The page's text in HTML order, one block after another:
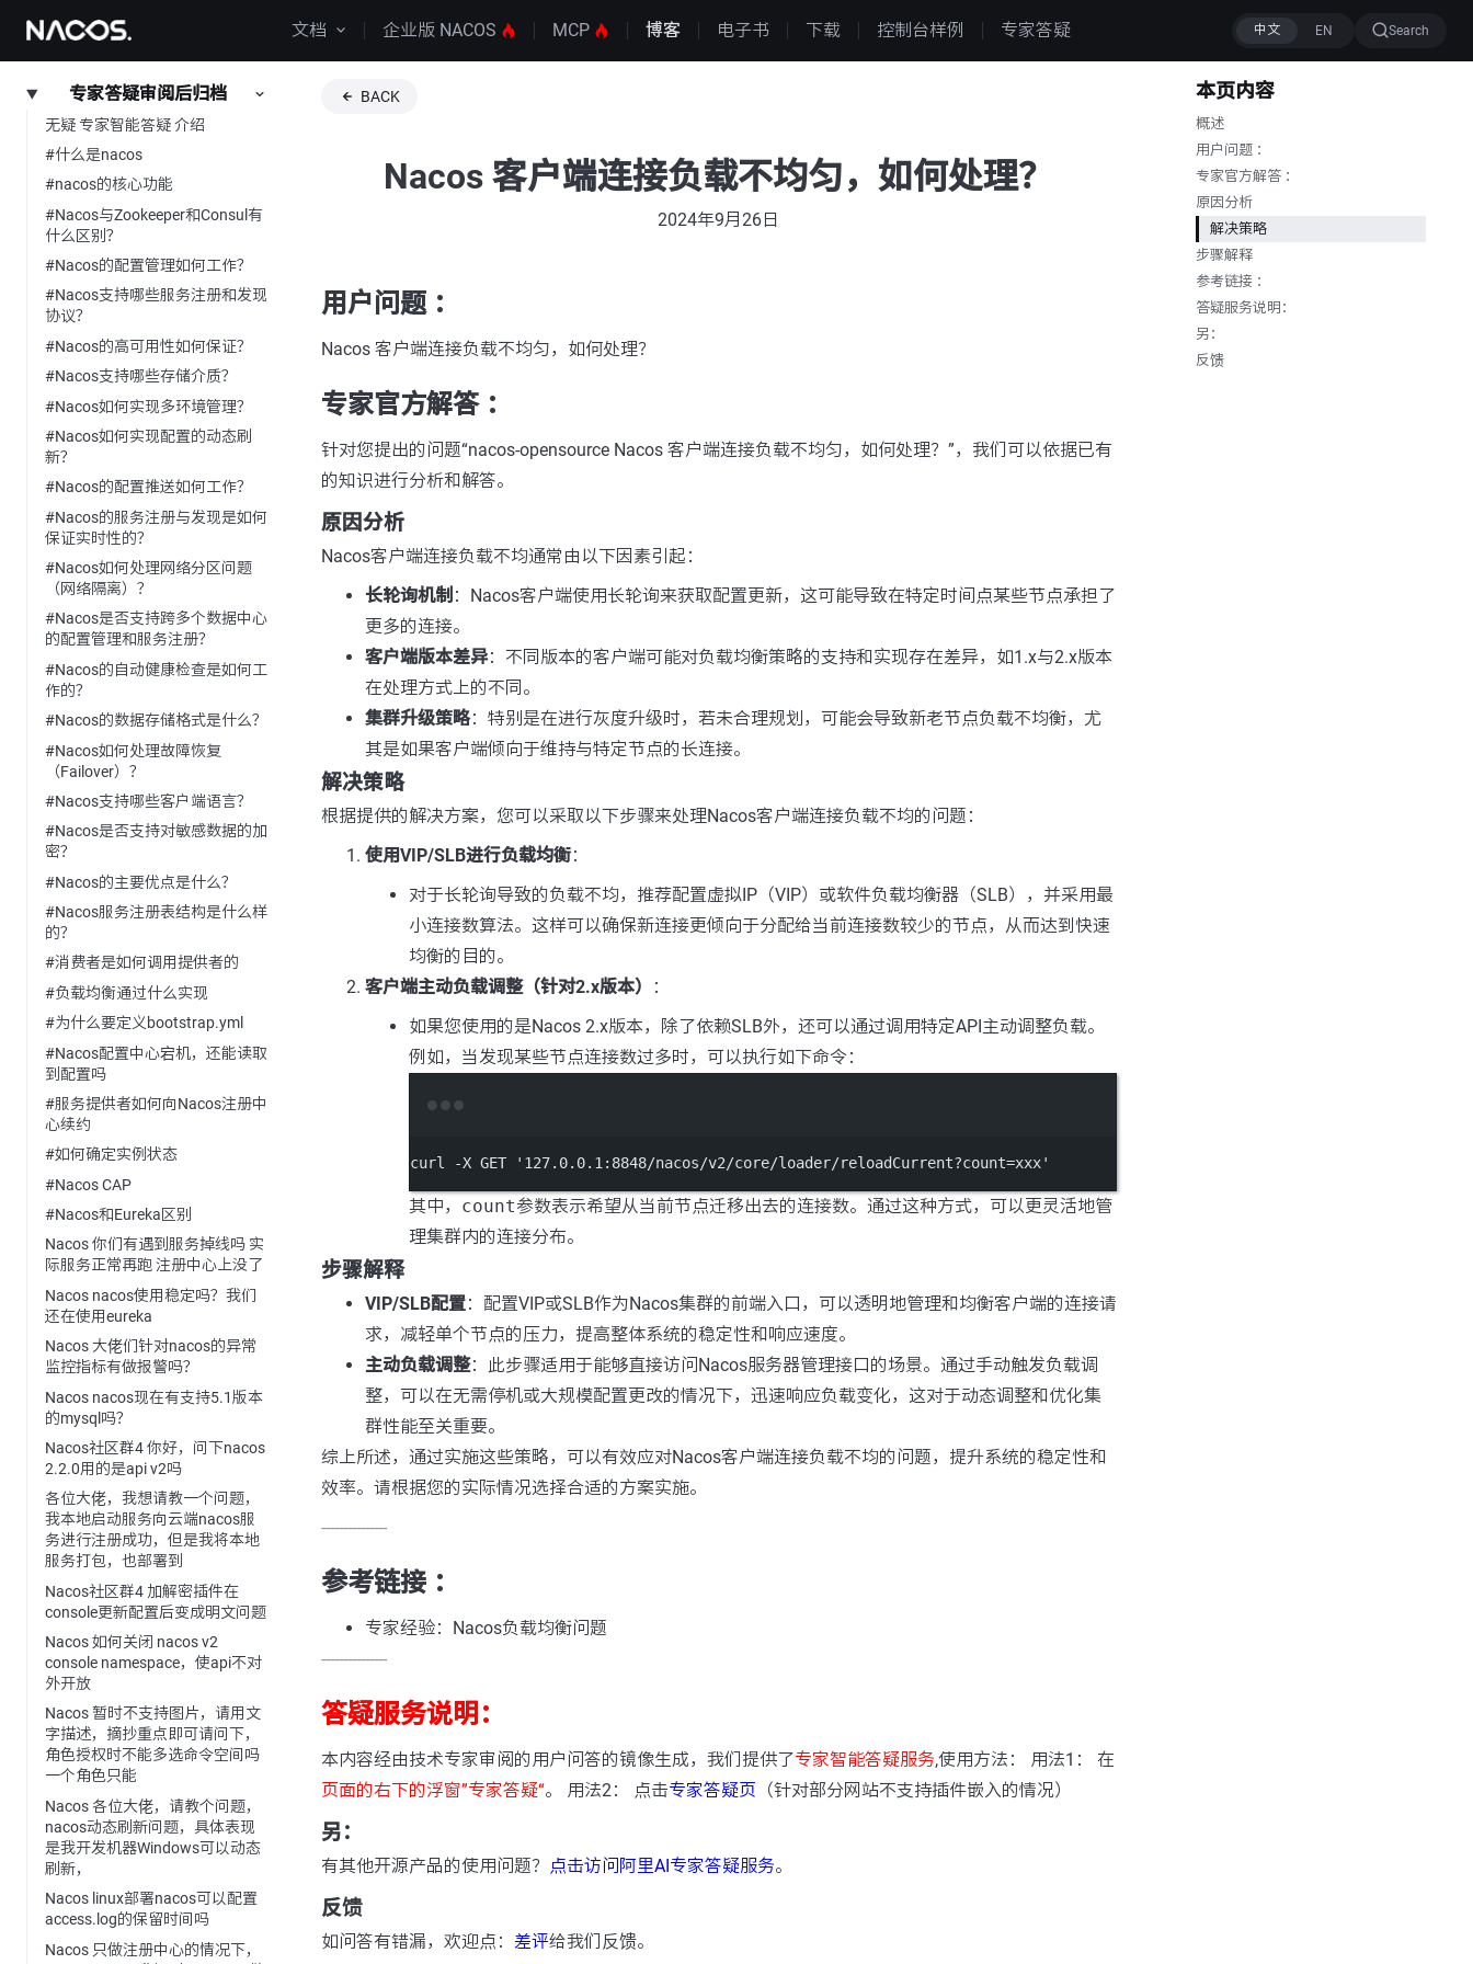
文档 企业版 NACOS MCP 博客 电子书 下载 控制台样例 专家答疑 Search
专家答疑审阅后归档
无疑 专家智能答疑 介绍
#什么是nacos
#nacos的核心功能
#Nacos与Zookeeper和Consul有
什么区别？
#Nacos的配置管理如何工作？
#Nacos支持哪些服务注册和发现
协议？
#Nacos的高可用性如何保证？
#Nacos支持哪些存储介质？
#Nacos如何实现多环境管理？
#Nacos如何实现配置的动态刷
新？
#Nacos的配置推送如何工作？
#Nacos的服务注册与发现是如何
保证实时性的？
#Nacos如何处理网络分区问题
（网络隔离）？
#Nacos是否支持跨多个数据中心
的配置管理和服务注册？
#Nacos的自动健康检查是如何工
作的？
#Nacos的数据存储格式是什么？
#Nacos如何处理故障恢复
（Failover）？
#Nacos支持哪些客户端语言？
#Nacos是否支持对敏感数据的加
密？
#Nacos的主要优点是什么？
#Nacos服务注册表结构是什么样
的？
#消费者是如何调用提供者的
#负载均衡通过什么实现
#为什么要定义bootstrap.yml
#Nacos配置中心宕机，还能读取
到配置吗
#服务提供者如何向Nacos注册中
心续约
#如何确定实例状态
#Nacos CAP
#Nacos和Eureka区别
Nacos 你们有遇到服务掉线吗 实
际服务正常再跑 注册中心上没了
Nacos nacos使用稳定吗？我们
还在使用eureka
Nacos 大佬们针对nacos的异常
监控指标有做报警吗？
Nacos nacos现在有支持5.1版本
的mysql吗？
Nacos社区群4 你好，问下nacos
2.2.0用的是api v2吗
各位大佬，我想请教一个问题，
我本地启动服务向云端nacos服
务进行注册成功，但是我将本地
服务打包，也部署到
Nacos社区群4 加解密插件在
console更新配置后变成明文问题
Nacos 如何关闭 nacos v2
console namespace，使api不对
外开放
Nacos 暂时不支持图片，请用文
字描述，摘抄重点即可请问下，
角色授权时不能多选命令空间吗
一个角色只能
Nacos 各位大佬，请教个问题，
nacos动态刷新问题，具体表现
是我开发机器Windows可以动态
刷新，
Nacos linux部署nacos可以配置
access.log的保留时间吗
Nacos 只做注册中心的情况下，
BACK
Nacos 客户端连接负载不均匀，如何处理？
2024年9月26日
用户问题 ：
Nacos 客户端连接负载不均匀，如何处理？
专家官方解答 ：
针对您提出的问题“nacos-opensource Nacos 客户端连接负载不均匀，如何处理？”，我们可以依据已有
的知识进行分析和解答。
原因分析
Nacos客户端连接负载不均通常由以下因素引起：
长轮询机制 ：Nacos客户端使用长轮询来获取配置更新，这可能导致在特定时间点某些节点承担了
更多的连接。
客户端版本差异：不同版本的客户端可能对负载均衡策略的支持和实现存在差异，如1.x与2.x版本
在处理方式上的不同。
集群升级策略：特别是在进行灰度升级时，若未合理规划，可能会导致新老节点负载不均衡，尤
其是如果客户端倾向于维持与特定节点的长连接。
解决策略
根据提供的解决方案，您可以采取以下步骤来处理Nacos客户端连接负载不均的问题：
使用VIP/SLB进行负载均衡：
对于长轮询导致的负载不均，推荐配置虚拟IP（VIP）或软件负载均衡器（SLB），并采用最
小连接数算法。这样可以确保新连接更倾向于分配给当前连接数较少的节点，从而达到快速
均衡的目的。
客户端主动负载调整（针对2.x版本）
：
如果您使用的是Nacos 2.x版本，除了依赖SLB外，还可以通过调用特定API主动调整负载。
例如，当发现某些节点连接数过多时，可以执行如下命令：
curl -X GET '127.0.0.1:8848/nacos/v2/core/loader/reloadCurrent?count=xxx'
其中， count参数表示希望从当前节点迁移出去的连接数。通过这种方式，可以更灵活地管
理集群内的连接分布。
步骤解释
VIP/SLB配置：配置VIP或SLB作为Nacos集群的前端入口，可以透明地管理和均衡客户端的连接请
求，减轻单个节点的压力，提高整体系统的稳定性和响应速度。
主动负载调整：此步骤适用于能够直接访问Nacos服务器管理接口的场景。通过手动触发负载调
整，可以在无需停机或大规模配置更改的情况下，迅速响应负载变化，这对于动态调整和优化集
群性能至关重要。
综上所述，通过实施这些策略，可以有效应对Nacos客户端连接负载不均的问题，提升系统的稳定性和
效率。请根据您的实际情况选择合适的方案实施。
---------------
参考链接 ：
专家经验：Nacos负载均衡问题
---------------
答疑服务说明：
本内容经由技术专家审阅的用户问答的镜像生成，我们提供了专家智能答疑服务,使用方法： 用法1： 在
页面的右下的浮窗”专家答疑“。 用法2： 点击专家答疑页 （针对部分网站不支持插件嵌入的情况）
另：
有其他开源产品的使用问题？ 点击访问阿里AI专家答疑服务。
反馈
如问答有错漏，欢迎点： 差评给我们反馈。
本页内容
概述
用户问题 ：
专家官方解答 ：
原因分析
解决策略
步骤解释
参考链接 ：
答疑服务说明：
另：
反馈